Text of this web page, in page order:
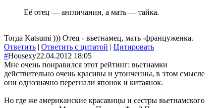
Её отец — англичанин, а мать — тайка.
Тогда Katsumi ))) Отец - вьетнамец, мать -француженка.
Ответить | Ответить с цитатой | Цитировать
#Housexy22.04.2012 18:05
Мне очень понравился этот рейтинг: вьетнамки
действительно очень красивы и утонченны, в этом смысле
они однозначно перегнали японок и китаянок.
Но где же американские красавицы и сестры вьетнамского